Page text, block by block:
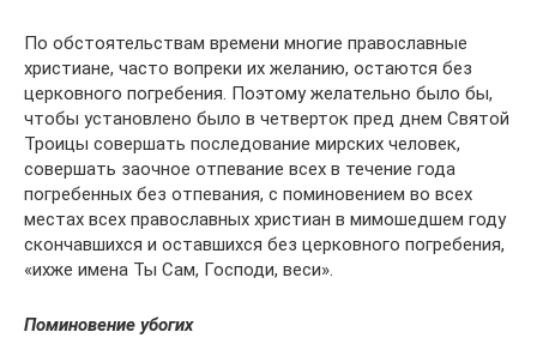
По обстоятельствам времени многие православные
христиане, часто вопреки их желанию, остаются без
церковного погребения. Поэтому желательно было бы,
чтобы установлено было в четверток пред днем Святой
Троицы совершать последование мирских человек,
совершать заочное отпевание всех в течение года
погребенных без отпевания, с поминовением во всех
местах всех православных христиан в мимошедшем году
скончавшихся и оставшихся без церковного погребения,
«ихже имена Ты Сам, Господи, веси».
Поминовение убогих